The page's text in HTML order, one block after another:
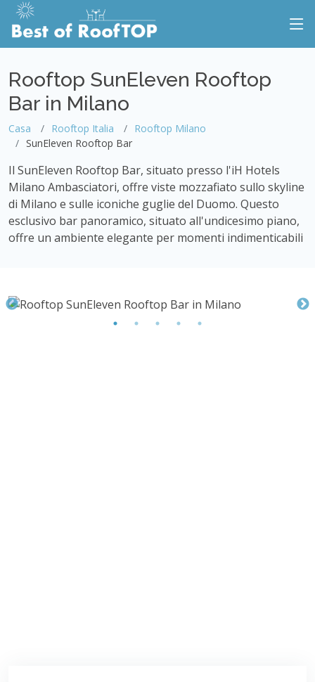
Rooftop SunEleven Rooftop
Bar in Milano
Casa Rooftop Italia
Rooftop Milano
SunEleven Rooftop Bar
Il SunEleven Rooftop Bar, situato presso l'iH Hotels
Milano Ambasciatori, offre viste mozzafiato sullo skyline
di Milano e sulle iconiche guglie del Duomo. Questo
esclusivo bar panoramico, situato all'undicesimo piano,
offre un ambiente elegante per momenti indimenticabili